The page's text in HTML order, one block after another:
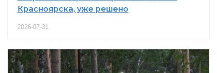
Красноярска, уже решено
2026-07-31